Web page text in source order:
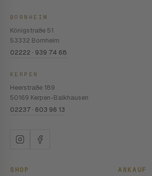
BORNHEIM
Königstraße 51
53332 Bornheim
02222 · 939 74 68
KERPEN
Heerstraße 189
50169 Kerpen-Balkhausen
02237 · 603 96 13
SHOP ANKAUF